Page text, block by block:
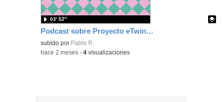
Podcast sobre Proyecto eTwinning Antoni Gaudí nº 7 (en castellano)
Contenido educativo.
subido por Pablo R.
03′ 52″
-hace 2 meses -4 visualizaciones